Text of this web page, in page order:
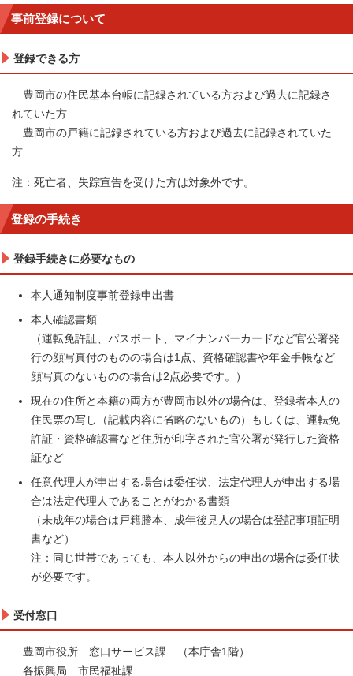
事前登録について
登録できる方
豊岡市の住民基本台帳に記録されている方および過去に記録さ
れていた方
豊岡市の戸籍に記録されている方および過去に記録されていた
方
注：死亡者、失踪宣告を受けた方は対象外です。
登録の手続き
登録手続きに必要なもの
本人通知制度事前登録申出書
本人確認書類
（運転免許証、パスポート、マイナンバーカードなど官公署発
行の顔写真付のものの場合は1点、資格確認書や年金手帳など
顔写真のないものの場合は2点必要です。）
現在の住所と本籍の両方が豊岡市以外の場合は、登録者本人の
住民票の写し（記載内容に省略のないもの）もしくは、運転免
許証・資格確認書など住所が印字された官公署が発行した資格
証など
任意代理人が申出する場合は委任状、法定代理人が申出する場
合は法定代理人であることがわかる書類
（未成年の場合は戸籍謄本、成年後見人の場合は登記事項証明
書など）
注：同じ世帯であっても、本人以外からの申出の場合は委任状
が必要です。
受付窓口
豊岡市役所 窓口サービス課 （本庁舎1階）
各振興局 市民福祉課